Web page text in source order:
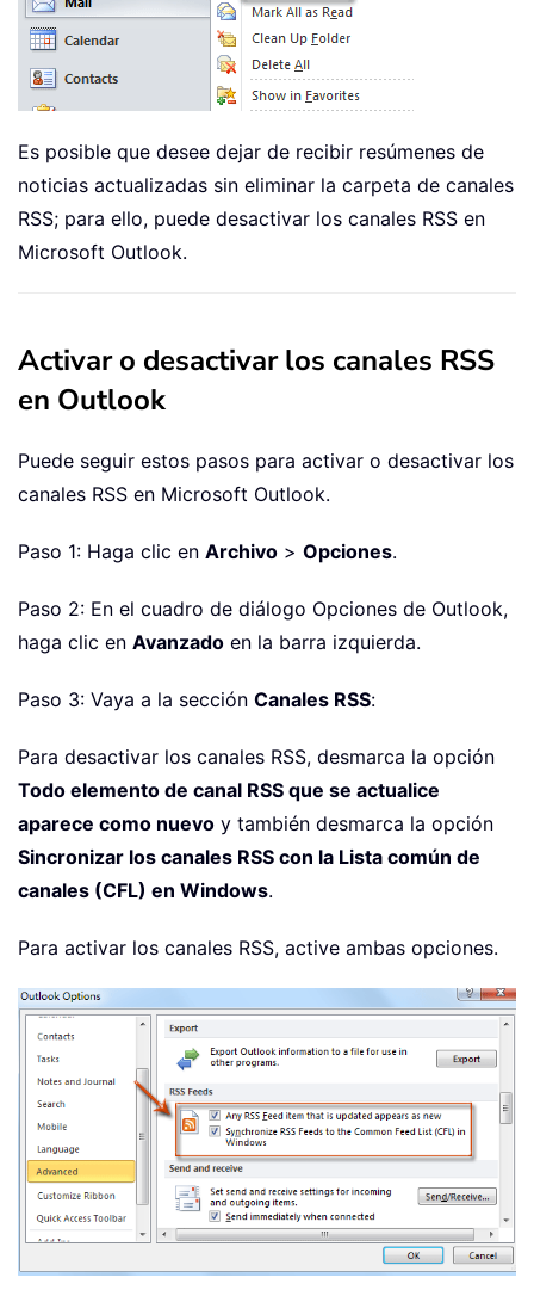
Es posible que desee dejar de recibir resúmenes de
noticias actualizadas sin eliminar la carpeta de canales
RSS; para ello, puede desactivar los canales RSS en
Microsoft Outlook.
Activar o desactivar los canales RSS
en Outlook
Puede seguir estos pasos para activar o desactivar los
canales RSS en Microsoft Outlook.
Paso 1: Haga clic en Archivo > Opciones.
Paso 2: En el cuadro de diálogo Opciones de Outlook,
haga clic en Avanzado en la barra izquierda.
Paso 3: Vaya a la sección Canales RSS:
Para desactivar los canales RSS, desmarca la opción
Todo elemento de canal RSS que se actualice
aparece como nuevo y también desmarca la opción
Sincronizar los canales RSS con la Lista común de
canales (CFL) en Windows.
Para activar los canales RSS, active ambas opciones.